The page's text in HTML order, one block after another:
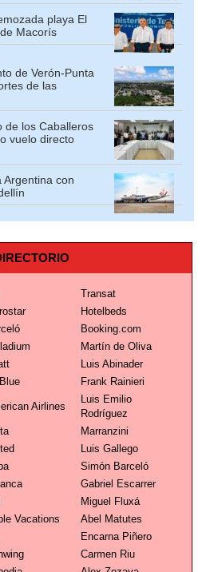
playa El
Macorís
de Verón-Punta
de las
de los Caballeros
vuelo directo
Argentina con
Transat
Hotelbeds
Booking.com
Martín de Oliva
Luis Abinader
Frank Rainieri
Airlines
Luis Emilio
Rodríguez
Marranzini
Luis Gallego
Simón Barceló
Gabriel Escarrer
Miguel Fluxá
Vacations
Abel Matutes
Encarna Piñero
Carmen Riu